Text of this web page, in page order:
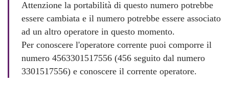
Attenzione la portabilità di questo numero potrebbe
essere cambiata e il numero potrebbe essere associato
ad un altro operatore in questo momento.
Per conoscere l'operatore corrente puoi comporre il
numero 4563301517556 (456 seguito dal numero
3301517556) e conoscere il corrente operatore.